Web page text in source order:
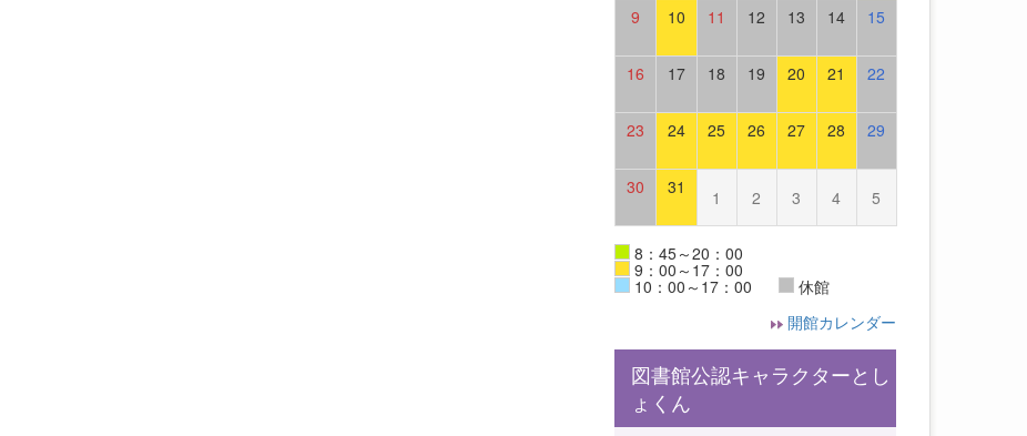
9 10 11 12 13 14 15
16 17 18 19 20 21 22
23 24 25 26 27 28 29
30 31 1 2 3 4 5
8：45～20：00
9：00～17：00
10：00～17：00
休館
開館カレンダー
図書館公認キャラクターとし
ょくん